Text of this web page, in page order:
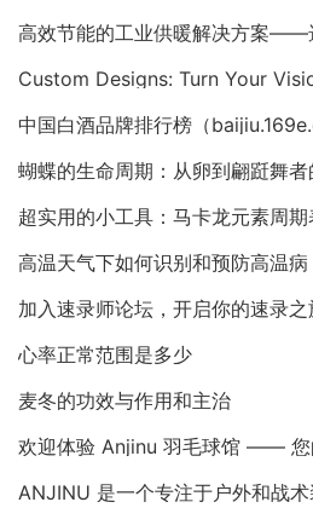
Custom Designs: Turn Your
中国白酒品牌排行榜（
蝴蝶的生命周期：从卵到翩跹舞
超实用的小工具：马卡龙元素周期
高温天气下如何识别和预防高温病
加入速录师论坛，开启你的速录之
心率正常范围是多少
麦冬的功效与作用和主治
欢迎体验 Anjinu 羽毛球馆 —— 您
ANJINU 是一个专注于户外和战